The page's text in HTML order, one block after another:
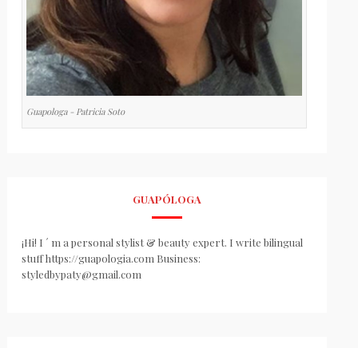
Guapologa - Patricia Soto
GUAPÓLOGA
¡Hi! I ´ m a personal stylist & beauty expert. I write bilingual
stuff https://guapologia.com Business:
styledbypaty@gmail.com